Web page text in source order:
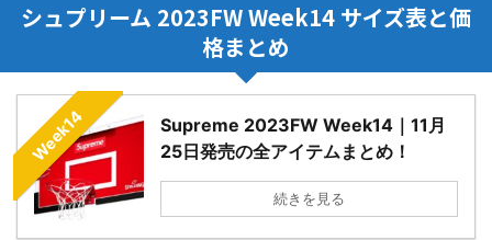
シュプリーム 2023FW Week14 サイズ表と価
格まとめ
Week14
Supreme 2023FW Week14｜11月
25日発売の全アイテムまとめ！
続きを見る